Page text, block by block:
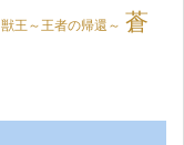
獣王～王者の帰還～ 蒼